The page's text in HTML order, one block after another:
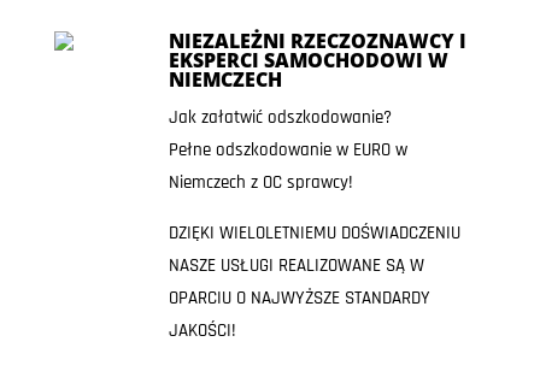
NIEZALEŻNI RZECZOZNAWCY I
EKSPERCI SAMOCHODOWI W
NIEMCZECH
Jak załatwić odszkodowanie?
Pełne odszkodowanie w EURO w
Niemczech z OC sprawcy!
DZIĘKI WIELOLETNIEMU DOŚWIADCZENIU
NASZE USŁUGI REALIZOWANE SĄ W
OPARCIU O NAJWYŻSZE STANDARDY
JAKOŚCI!